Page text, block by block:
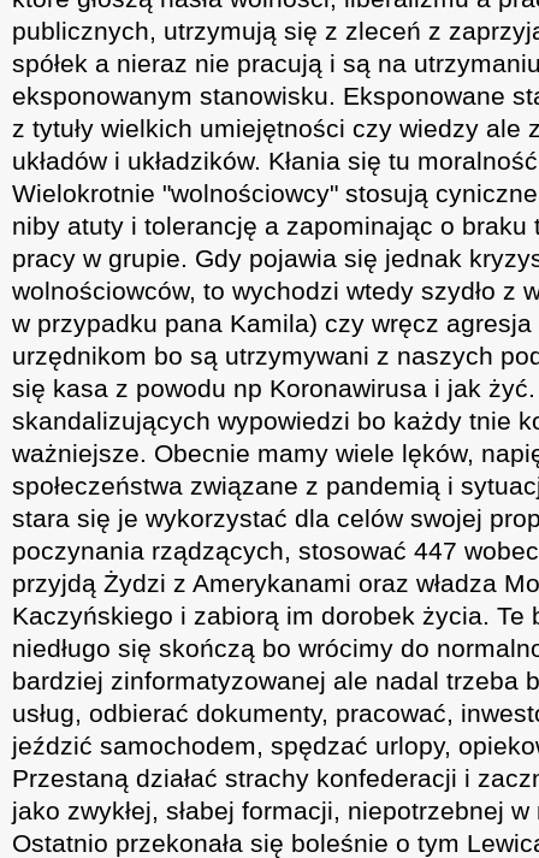
publicznych, utrzymują się z zleceń z
spółek a nieraz nie pracują i są na
eksponowanym stanowisku. Eksponowane
z tytuły wielkich umiejętności czy wiedzy ale
układów i układzików. Kłania się tu
Wielokrotnie "wolnościowcy" stosują
niby atuty i tolerancję a zapominając o braku
pracy w grupie. Gdy pojawia się jednak
wolnościowców, to wychodzi wtedy szydło z
w przypadku pana Kamila) czy wręcz
urzędnikom bo są utrzymywani z naszych
się kasa z powodu np Koronawirusa i jak
skandalizujących wypowiedzi bo każdy tnie
ważniejsze. Obecnie mamy wiele lęków,
społeczeństwa związane z pandemią i
stara się je wykorzystać dla celów swojej
poczynania rządzących, stosować 447
przyjdą Żydzi z Amerykanami oraz władza
Kaczyńskiego i zabiorą im dorobek życia. Te
niedługo się skończą bo wrócimy do
bardziej zinformatyzowanej ale nadal trzeba
usług, odbierać dokumenty, pracować,
jeździć samochodem, spędzać urlopy,
Przestaną działać strachy konfederacji i
jako zwykłej, słabej formacji, niepotrzebnej
Ostatnio przekonała się boleśnie o tym